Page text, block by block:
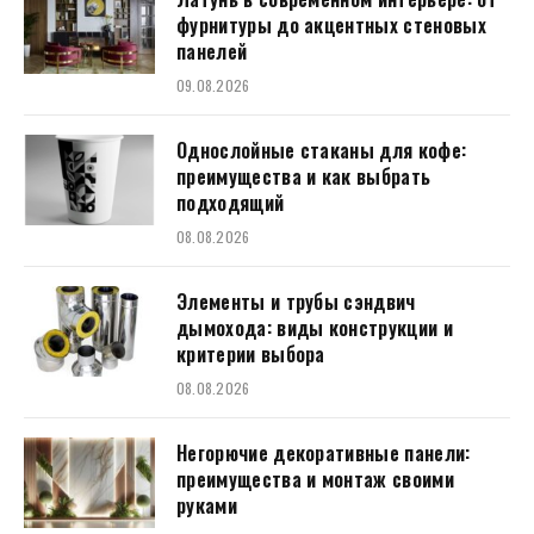
фурнитуры до акцентных стеновых
панелей
09.08.2026
Однослойные стаканы для кофе:
преимущества и как выбрать
подходящий
08.08.2026
Элементы и трубы сэндвич
дымохода: виды конструкции и
критерии выбора
08.08.2026
Негорючие декоративные панели:
преимущества и монтаж своими
руками